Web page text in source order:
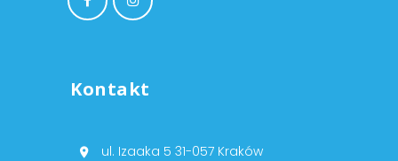
Kontakt
ul. Izaaka 5 31-057 Kraków